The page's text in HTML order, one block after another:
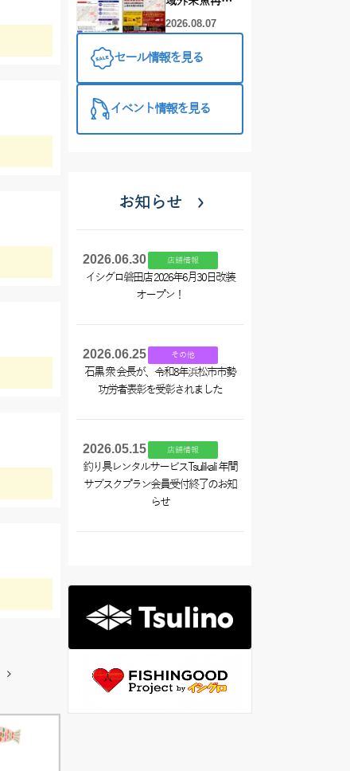
流禁止となり
2026.08.07
セール情報を見る
イベント情報を見る
お知らせ
2026.06.30 店舗情報
イシグロ磐田店 2026年6月30日改装
オープン！
2026.06.25 その他
石黒 衆 会長が、令和8年浜松市市勢
功労者表彰を受彰されました
2026.05.15 店舗情報
釣り具レンタルサービスTsulikali 年間
サブスクプラン会員受付終了のお知
らせ